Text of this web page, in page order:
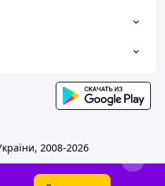
2008-2026